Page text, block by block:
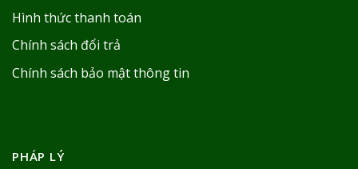
Hình thức thanh toán
Chính sách đổi trả
Chính sách bảo mật thông tin
PHÁP LÝ